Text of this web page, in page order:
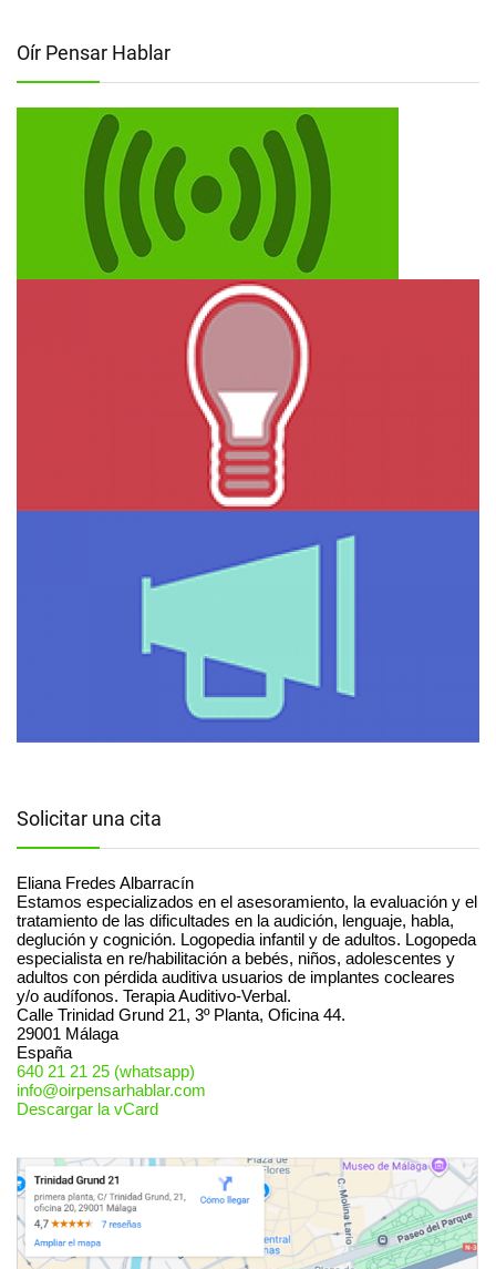
Oír Pensar Hablar
Solicitar una cita
Eliana Fredes Albarracín
Estamos especializados en el asesoramiento, la evaluación y el
tratamiento de las dificultades en la audición, lenguaje, habla,
deglución y cognición. Logopedia infantil y de adultos. Logopeda
especialista en re/habilitación a bebés, niños, adolescentes y
adultos con pérdida auditiva usuarios de implantes cocleares
y/o audífonos. Terapia Auditivo-Verbal.
Calle Trinidad Grund 21, 3º Planta, Oficina 44.
29001 Málaga
España
640 21 21 25 (whatsapp)
info@oirpensarhablar.com
Descargar la vCard